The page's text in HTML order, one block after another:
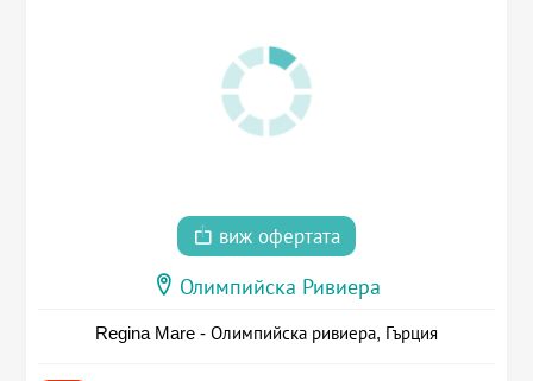
виж офертата
Олимпийска Ривиера
Regina Mare - Олимпийска ривиера, Гърция